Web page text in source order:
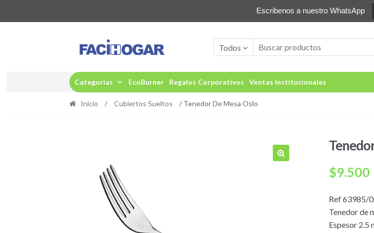
Escribenos a nuestro WhatsApp
contenido
Todos
Categorias EcoBurner Regalos Corporativos Ventas Institucionales
Inicio / Cubiertos Sueltos / Tenedor De Mesa Oslo
$9.500
Ref 63985/
Tenedor de
Espesor 2.5